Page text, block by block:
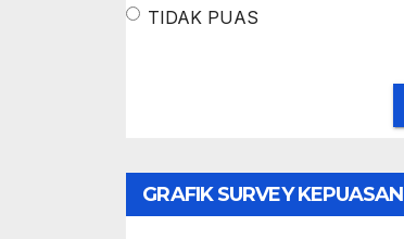
TIDAK PUAS
GRAFIK SURVEY KEPUASAN